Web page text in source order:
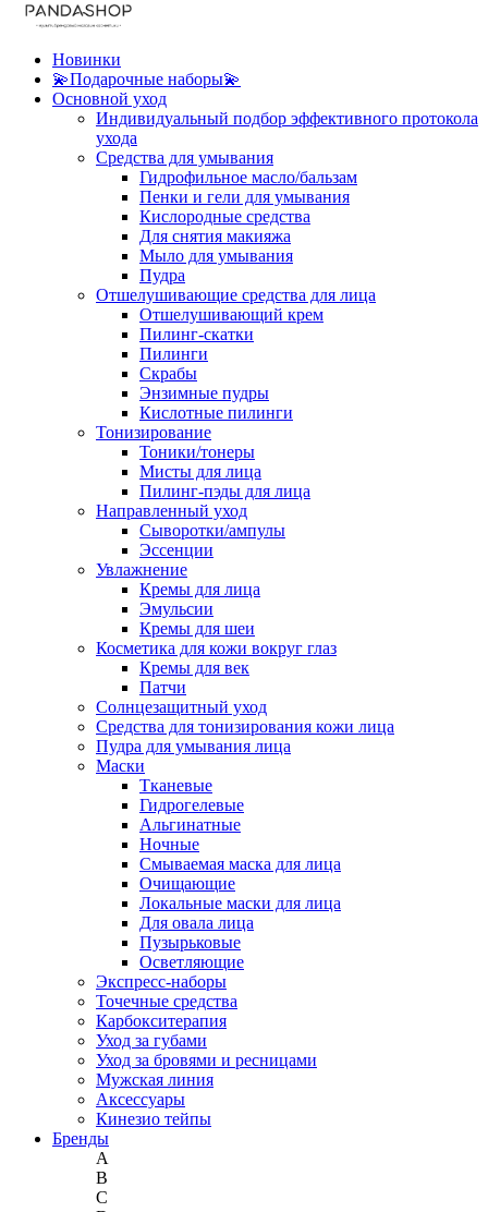
Новинки
💫Подарочные наборы💫
Основной уход
Индивидуальный подбор эффективного протокола
ухода
Средства для умывания
Гидрофильное масло/бальзам
Пенки и гели для умывания
Кислородные средства
Для снятия макияжа
Мыло для умывания
Пудра
Отшелушивающие средства для лица
Отшелушивающий крем
Пилинг-скатки
Пилинги
Скрабы
Энзимные пудры
Кислотные пилинги
Тонизирование
Тоники/тонеры
Мисты для лица
Пилинг-пэды для лица
Направленный уход
Сыворотки/ампулы
Эссенции
Увлажнение
Кремы для лица
Эмульсии
Кремы для шеи
Косметика для кожи вокруг глаз
Кремы для век
Патчи
Солнцезащитный уход
Средства для тонизирования кожи лица
Пудра для умывания лица
Маски
Тканевые
Гидрогелевые
Альгинатные
Ночные
Смываемая маска для лица
Очищающие
Локальные маски для лица
Для овала лица
Пузырьковые
Осветляющие
Экспресс-наборы
Точечные средства
Карбокситерапия
Уход за губами
Уход за бровями и ресницами
Мужская линия
Аксессуары
Кинезио тейпы
Бренды
A
B
C